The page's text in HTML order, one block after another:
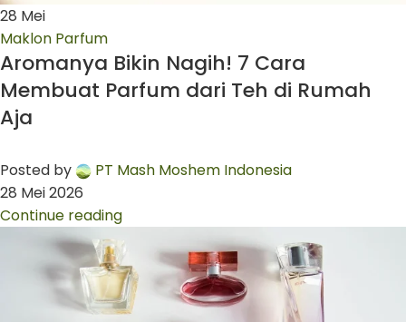
28 Mei
Maklon Parfum
Aromanya Bikin Nagih! 7 Cara
Membuat Parfum dari Teh di Rumah
Aja
Posted by
PT Mash Moshem Indonesia
28 Mei 2026
Continue reading